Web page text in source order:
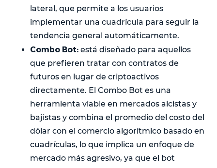
lateral, que permite a los usuarios
implementar una cuadrícula para seguir la
tendencia general automáticamente.
Combo Bot: está diseñado para aquellos
que prefieren tratar con contratos de
futuros en lugar de criptoactivos
directamente. El Combo Bot es una
herramienta viable en mercados alcistas y
bajistas y combina el promedio del costo del
dólar con el comercio algorítmico basado en
cuadrículas, lo que implica un enfoque de
mercado más agresivo, ya que el bot